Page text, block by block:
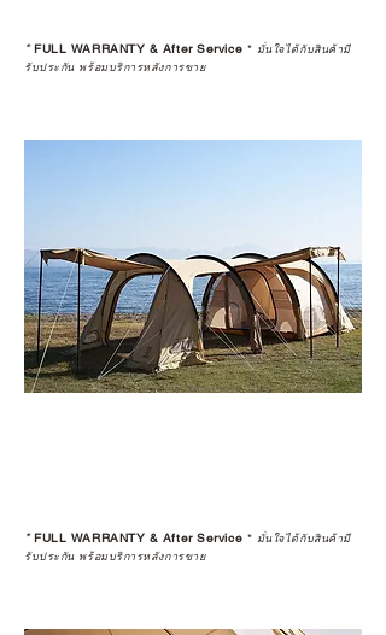
*FULL WARRANTY & After Service * มั่นใจได้กับสินค้ามี
รับประกัน พร้อมบริการหลังการขาย
*FULL WARRANTY & After Service * มั่นใจได้กับสินค้ามี
รับประกัน พร้อมบริการหลังการขาย